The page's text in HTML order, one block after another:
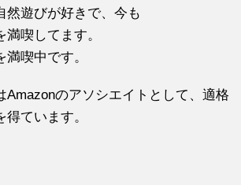
然遊びが好きで、今も
喫してます。
喫中です。
Amazonのアソシエイトとして、適格
ています。